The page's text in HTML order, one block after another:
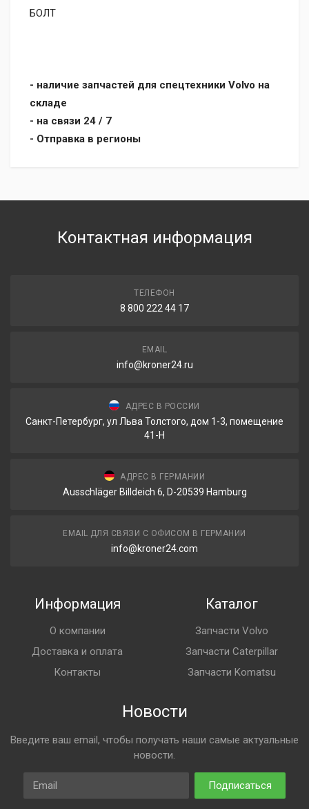
БОЛТ
- наличие запчастей для спецтехники Volvo на
складе
- на связи 24 / 7
- Отправка в регионы
Контактная информация
ТЕЛЕФОН
8 800 222 44 17
EMAIL
info@kroner24.ru
АДРЕС В РОССИИ
Санкт-Петербург, ул Льва Толстого, дом 1-3, помещение
41-Н
АДРЕС В ГЕРМАНИИ
Ausschläger Billdeich 6, D-20539 Hamburg
EMAIL ДЛЯ СВЯЗИ С ОФИСОМ В ГЕРМАНИИ
info@kroner24.com
Информация
О компании
Доставка и оплата
Контакты
Каталог
Запчасти Volvo
Запчасти Caterpillar
Запчасти Komatsu
Новости
Введите ваш email, чтобы получать наши самые актуальные
новости.
Email
Подписаться